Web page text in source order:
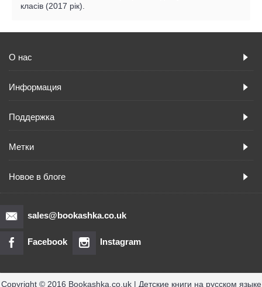
класів (2017 рік).
О нас
Информация
Поддержка
Метки
Новое в блоге
sales@bookashka.co.uk
Facebook Instagram
Copyright © 2016 Bookashka.co.uk | Детские книги на русском языке